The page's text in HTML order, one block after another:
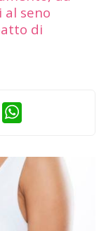
seno
di
Tumblr